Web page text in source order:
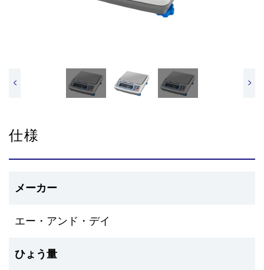
< >
仕様
メーカー
エー・アンド・デイ
ひょう量